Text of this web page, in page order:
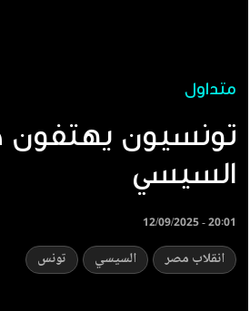
متداول
تونسيون
السيسي
12/09/2025 - 20:01
انقلاب مصر السيسي تونس